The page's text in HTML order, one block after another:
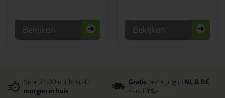
Bekijken Bekijken
Voor 21:00 uur besteld
morgen in huis
Gratisbezorging inNL & BE
vanaf75,-